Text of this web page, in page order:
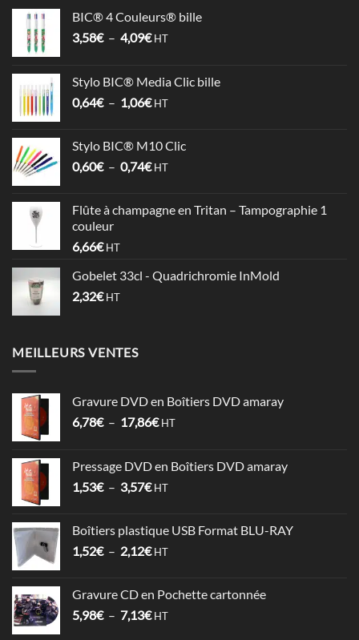
BIC® 4 Couleurs® bille
3,58€ – 4,09€Plage
3,58€
à
HT
Stylo BIC® Media Clic bille
0,64€ – 1,06€Plage
0,64€
à
HT
Stylo BIC® M10 Clic
0,60€ – 0,74€Plage
0,60€
HT
Flûte à champagne en Tritan – Tampographie 1
couleur
6,66€ HT
Gobelet 33cl - Quadrichromie InMold
2,32€ HT
MEILLEURS VENTES
Gravure DVD en Boîtiers DVD amaray
6,78€ – 17,86€Plage
6,78€
à
HT
Pressage DVD en Boîtiers DVD amaray
1,53€ – 3,57€Plage
1,53€
à
HT
Boîtiers plastique USB Format BLU-RAY
1,52€ – 2,12€Plage
1,52€
à
HT
Gravure CD en Pochette cartonnée
5,98€ – 7,13€Plage
HT